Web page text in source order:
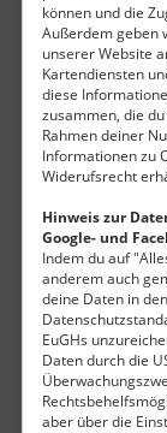
können und die
Außerdem geben
unserer Website
Kartendiensten
diese
zusammen, die
Rahmen deiner
Informationen zu
Widerufsrecht
Hinweis zur
Google- und
Indem du auf
anderem auch
deine Daten in
EuGHs
Daten durch die
aber über die
Heinz
sollte damit
kann man
blicken.